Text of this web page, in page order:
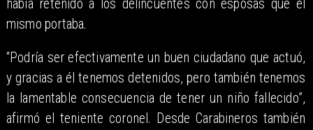
había retenido a los delincuentes con esposas que él
mismo portaba.
“Podría ser efectivamente un buen ciudadano que actuó,
y gracias a él tenemos detenidos, pero también tenemos
la lamentable consecuencia de tener un niño fallecido”,
afirmó el teniente coronel. Desde Carabineros también